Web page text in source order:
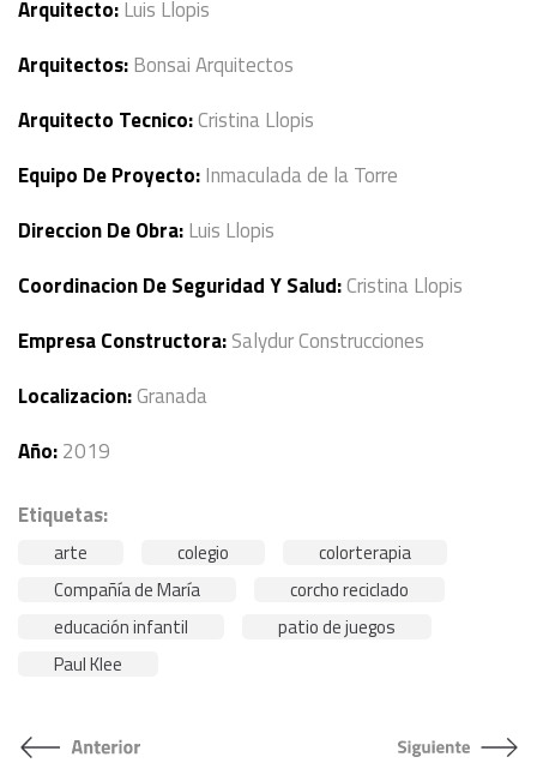
Arquitecto:Luis Llopis
Arquitectos:Bonsai Arquitectos
Arquitecto Tecnico:Cristina Llopis
Equipo De Proyecto:Inmaculada de la Torre
Direccion De Obra:Luis Llopis
Coordinacion De Seguridad Y Salud:Cristina Llopis
Empresa Constructora:Salydur Construcciones
Localizacion:Granada
Año:2019
Etiquetas:
arte colegio
colorterapia
Compañía de María
corcho reciclado
educación infantil
patio de juegos
Paul Klee